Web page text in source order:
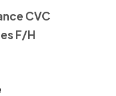
CVC
F/H